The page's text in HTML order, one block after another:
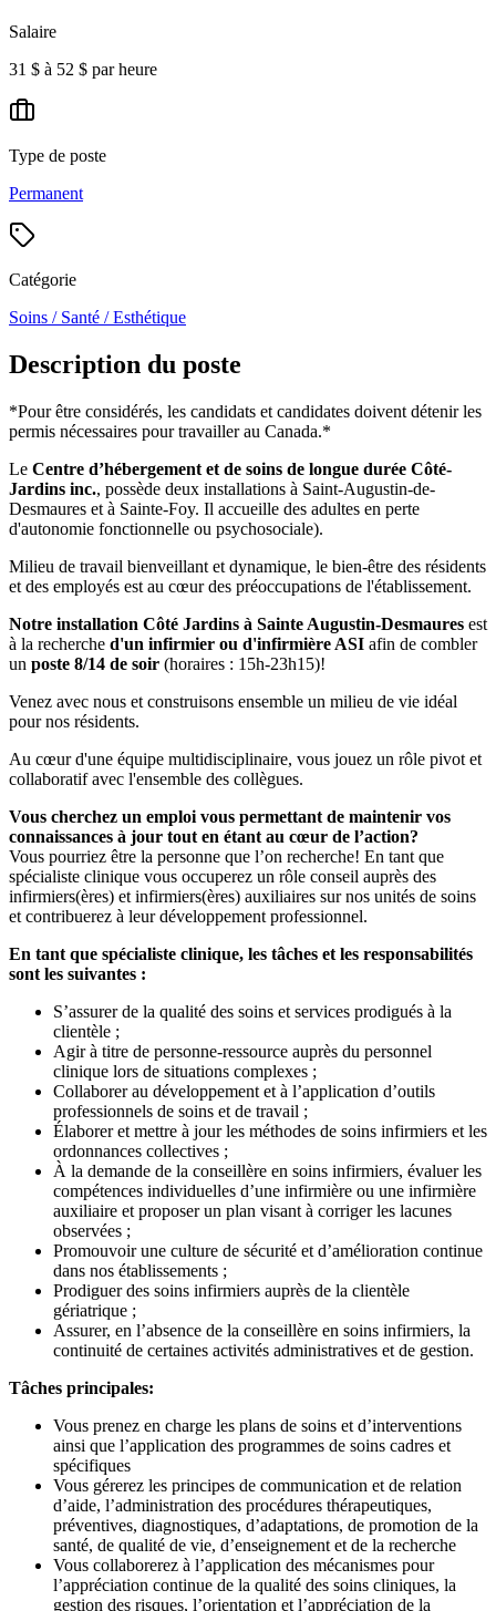
Salaire
31 $ à 52 $ par heure
Type de poste
Permanent
Catégorie
Soins / Santé / Esthétique
Description du poste
*Pour être considérés, les candidats et candidates doivent détenir les
permis nécessaires pour travailler au Canada.*
Le Centre d’hébergement et de soins de longue durée Côté-
Jardins inc., possède deux installations à Saint-Augustin-de-
Desmaures et à Sainte-Foy. Il accueille des adultes en perte
d'autonomie fonctionnelle ou psychosociale).
Milieu de travail bienveillant et dynamique, le bien-être des résidents
et des employés est au cœur des préoccupations de l'établissement.
Notre installation Côté Jardins à Sainte Augustin-Desmaures est
à la recherche d'un infirmier ou d'infirmière ASI afin de combler
un poste 8/14 de soir (horaires : 15h-23h15)!
Venez avec nous et construisons ensemble un milieu de vie idéal
pour nos résidents.
Au cœur d'une équipe multidisciplinaire, vous jouez un rôle pivot et
collaboratif avec l'ensemble des collègues.
Vous cherchez un emploi vous permettant de maintenir vos
connaissances à jour tout en étant au cœur de l’action?
Vous pourriez être la personne que l’on recherche! En tant que
spécialiste clinique vous occuperez un rôle conseil auprès des
infirmiers(ères) et infirmiers(ères) auxiliaires sur nos unités de soins
et contribuerez à leur développement professionnel.
En tant que spécialiste clinique, les tâches et les responsabilités
sont les suivantes :
S’assurer de la qualité des soins et services prodigués à la
clientèle ;
Agir à titre de personne-ressource auprès du personnel
clinique lors de situations complexes ;
Collaborer au développement et à l’application d’outils
professionnels de soins et de travail ;
Élaborer et mettre à jour les méthodes de soins infirmiers et les
ordonnances collectives ;
À la demande de la conseillère en soins infirmiers, évaluer les
compétences individuelles d’une infirmière ou une infirmière
auxiliaire et proposer un plan visant à corriger les lacunes
observées ;
Promouvoir une culture de sécurité et d’amélioration continue
dans nos établissements ;
Prodiguer des soins infirmiers auprès de la clientèle
gériatrique ;
Assurer, en l’absence de la conseillère en soins infirmiers, la
continuité de certaines activités administratives et de gestion.
Tâches principales:
Vous prenez en charge les plans de soins et d’interventions
ainsi que l’application des programmes de soins cadres et
spécifiques
Vous gérerez les principes de communication et de relation
d’aide, l’administration des procédures thérapeutiques,
préventives, diagnostiques, d’adaptations, de promotion de la
santé, de qualité de vie, d’enseignement et de la recherche
Vous collaborerez à l’application des mécanismes pour
l’appréciation continue de la qualité des soins cliniques, la
gestion des risques, l’orientation et l’appréciation de la